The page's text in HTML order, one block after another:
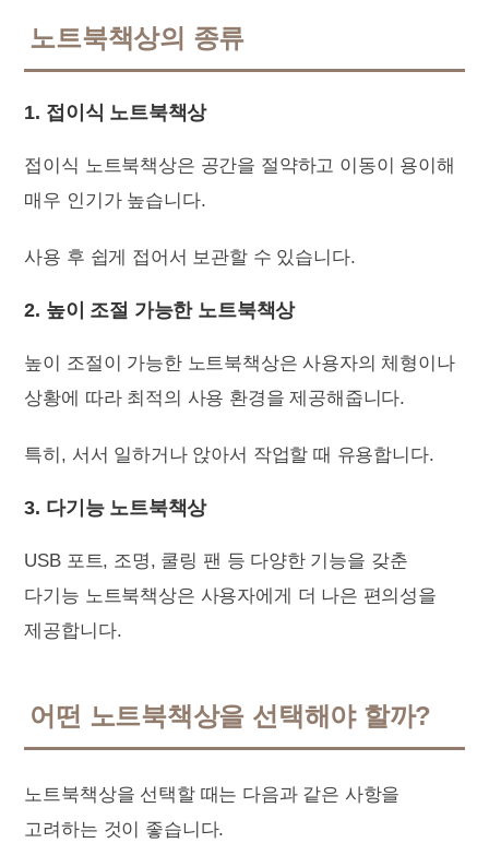
노트북책상의 종류
1. 접이식 노트북책상
접이식 노트북책상은 공간을 절약하고 이동이 용이해
매우 인기가 높습니다.
사용 후 쉽게 접어서 보관할 수 있습니다.
2. 높이 조절 가능한 노트북책상
높이 조절이 가능한 노트북책상은 사용자의 체형이나
상황에 따라 최적의 사용 환경을 제공해줍니다.
특히, 서서 일하거나 앉아서 작업할 때 유용합니다.
3. 다기능 노트북책상
USB 포트, 조명, 쿨링 팬 등 다양한 기능을 갖춘
다기능 노트북책상은 사용자에게 더 나은 편의성을
제공합니다.
어떤 노트북책상을 선택해야 할까?
노트북책상을 선택할 때는 다음과 같은 사항을
고려하는 것이 좋습니다.